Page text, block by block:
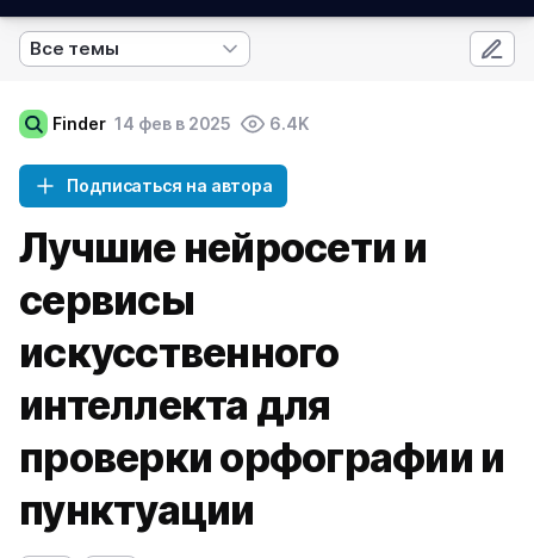
Все темы
Finder 14 фев в 2025 6.4K
Подписаться на автора
Лучшие нейросети и
сервисы
искусственного
интеллекта для
проверки орфографии и
пунктуации